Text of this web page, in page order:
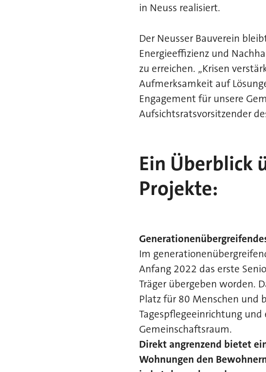
in Neuss realisiert.
Der Neusser Bauverein
Energieeffizienz und
zu erreichen. „Krisen
Aufmerksamkeit auf
Engagement für unsere
Aufsichtsratsvorsitzender
Ein Überblick
Projekte:
Im
Anfang 2022 das erste
Träger übergeben worden.
Platz für 80 Menschen und
Tagespflegeeinrichtung
Gemeinschaftsraum.
Direkt angrenzend bietet
Wohnungen den